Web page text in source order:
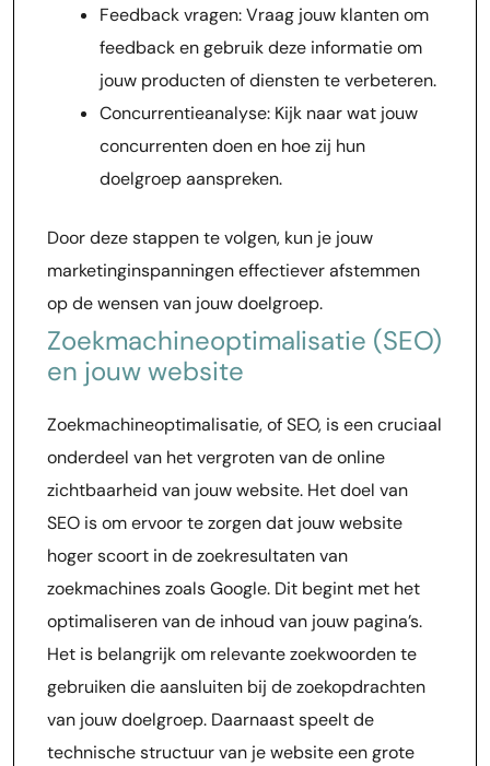
Feedback vragen: Vraag jouw klanten om
feedback en gebruik deze informatie om
jouw producten of diensten te verbeteren.
Concurrentieanalyse: Kijk naar wat jouw
concurrenten doen en hoe zij hun
doelgroep aanspreken.
Door deze stappen te volgen, kun je jouw
marketinginspanningen effectiever afstemmen
op de wensen van jouw doelgroep.
Zoekmachineoptimalisatie (SEO)
en jouw website
Zoekmachineoptimalisatie, of SEO, is een cruciaal
onderdeel van het vergroten van de online
zichtbaarheid van jouw website. Het doel van
SEO is om ervoor te zorgen dat jouw website
hoger scoort in de zoekresultaten van
zoekmachines zoals Google. Dit begint met het
optimaliseren van de inhoud van jouw pagina’s.
Het is belangrijk om relevante zoekwoorden te
gebruiken die aansluiten bij de zoekopdrachten
van jouw doelgroep. Daarnaast speelt de
technische structuur van je website een grote